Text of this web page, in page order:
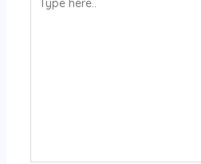
here..